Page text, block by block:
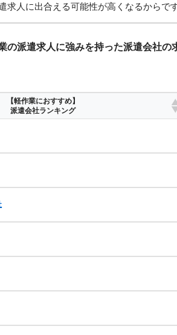
求人に出合える可能性が高くなるからです
の派遣求人に強みを持った派遣会社の
【軽作業におすすめ】
派遣会社ランキング